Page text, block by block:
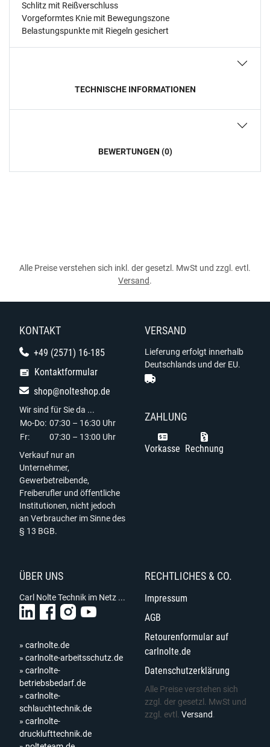
Schlitz mit Reißverschluss
Vorgeformtes Knie mit Bewegungszone
Belastungspunkte mit Riegeln gesichert
TECHNISCHE INFORMATIONEN
BEWERTUNGEN (0)
Alle Preise verstehen sich inkl. der gesetzl. MwSt und zzgl. evtl.
Versand.
KONTAKT
+49 (2571) 16-185
Kontaktformular
shop@nolteshop.de
Wir sind für Sie da ...
Mo-Do: 07:30 – 16:30 Uhr
Fr:
07:30 – 13:00 Uhr
Verkauf nur an
Unternehmer,
Gewerbetreibende,
Freiberufler und öffentliche
Institutionen, nicht jedoch
an Verbraucher im Sinne des
§ 13 BGB.
VERSAND
Lieferung erfolgt innerhalb
Deutschlands und der EU.
ZAHLUNG
Vorkasse Rechnung
ÜBER UNS
Carl Nolte Technik im Netz ...
» carlnolte.de
» carlnolte-arbeitsschutz.de
» carlnolte-
betriebsbedarf.de
» carlnolte-
schlauchtechnik.de
» carlnolte-
drucklufttechnik.de
RECHTLICHES & CO.
Impressum
AGB
Retourenformular auf
carlnolte.de
Datenschutzerklärung
Alle Preise verstehen sich
zzgl. der gesetzl. MwSt und
zzgl. evtl. Versand